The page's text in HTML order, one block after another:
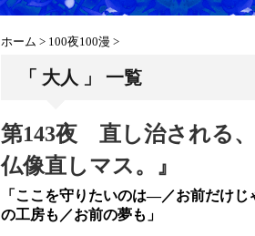
ホーム > 100夜100漫 >
「 大人 」 一覧
第143夜 直し治される
仏像直しマス。』
「ここを守りたいのは―／お前だけ
の工房も／お前の夢も」